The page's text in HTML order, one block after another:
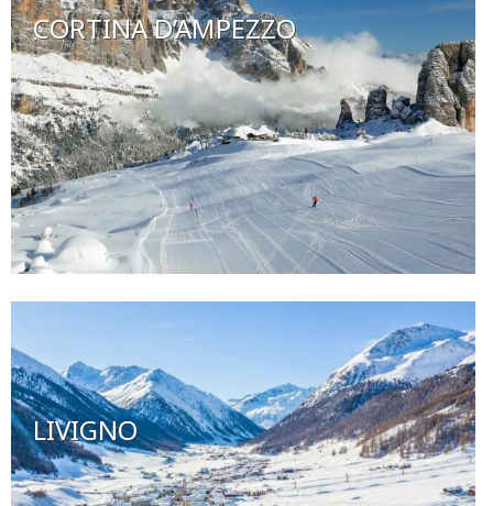
CORTINA D’AMPEZZO
LIVIGNO